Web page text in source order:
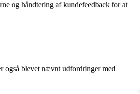
og håndtering af kundefeedback for at
også blevet nævnt udfordringer med